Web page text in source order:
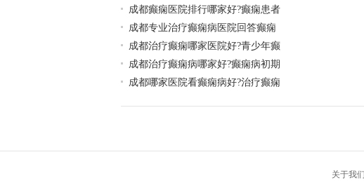
成都癫痫医院排行哪家好?癫痫患者
成都专业治疗癫痫病医院回答癫痫
成都治疗癫痫哪家医院好?青少年癫
成都治疗癫痫病哪家好?癫痫病初期
成都哪家医院看癫痫病好?治疗癫痫
关于我们